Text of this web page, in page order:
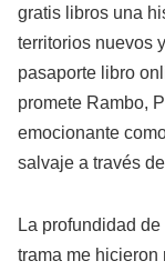
gratis libros una
territorios nuevos
pasaporte libro
promete Rambo,
emocionante
salvaje a través
La profundidad
trama me